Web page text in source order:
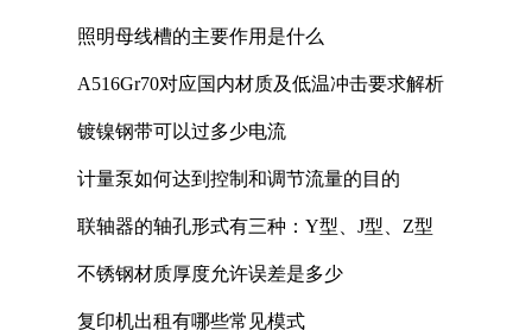
照明母线槽的主要作用是什么
A516Gr70对应国内材质及低温冲击要求解析
镀镍钢带可以过多少电流
计量泵如何达到控制和调节流量的目的
联轴器的轴孔形式有三种：Y型、J型、Z型
不锈钢材质厚度允许误差是多少
复印机出租有哪些常见模式